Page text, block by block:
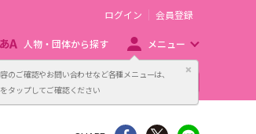
のご確認やお問い合わせなど各種メニューは、
タップしてご確認ください
閉じる
ログイン 会員登録
人物・団体から探す メニュー
主催者向け販売サービス